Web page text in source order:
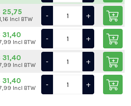
25,75
Incl BTW - +
31,40
Incl BTW - +
31,40
Incl BTW - +
31,40
Incl BTW - +